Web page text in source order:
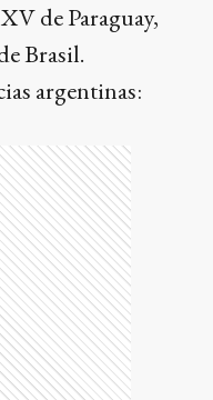
de Paraguay,
Brasil.
argentinas: